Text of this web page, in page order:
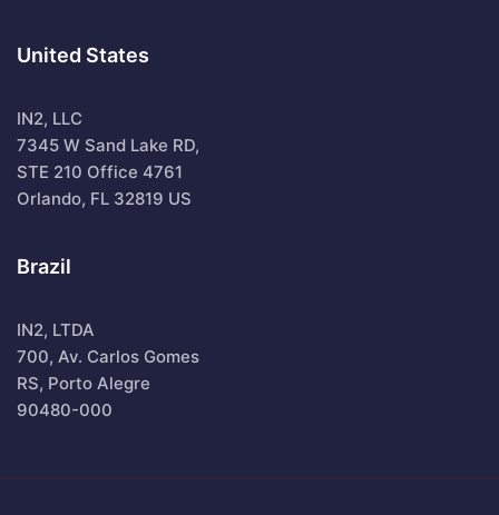
United States
IN2, LLC
7345 W Sand Lake RD,
STE 210 Office 4761
Orlando, FL 32819 US
Brazil
IN2, LTDA
700, Av. Carlos Gomes
RS, Porto Alegre
90480-000